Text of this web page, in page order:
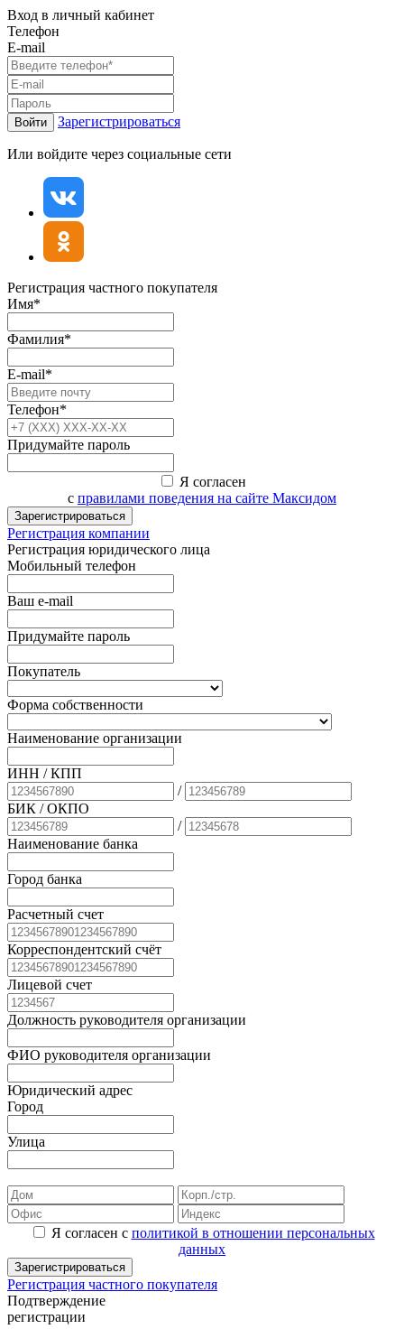
Вход в личный кабинет
Телефон
E-mail
Войти Зарегистрироваться
Или войдите через социальные сети
Регистрация частного покупателя
Имя*
Фамилия*
E-mail*
Телефон*
Придумайте пароль
Я согласен
с правилами поведения на сайте Максидом
Зарегистрироваться
Регистрация компании
Регистрация юридического лица
Мобильный телефон
Ваш e-mail
Придумайте пароль
Покупатель
Форма собственности
Наименование организации
ИНН / КПП
/
БИК / ОКПО
/
Наименование банка
Город банка
Расчетный счет
Корреспондентский счёт
Лицевой счет
Должность руководителя организации
ФИО руководителя организации
Юридический адрес
Город
Улица
Я согласен с политикой в отношении персональных
данных
Зарегистрироваться
Регистрация частного покупателя
Подтверждение
регистрации